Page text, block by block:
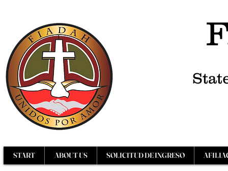
START ABOUT US SOLICITUD DE INGRESO